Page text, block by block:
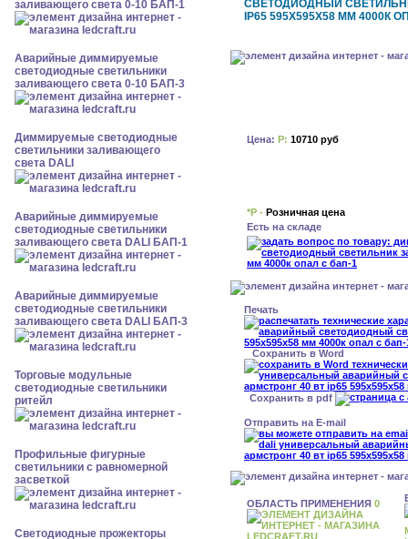
заливающего света 0-10 БАП-1
Аварийные диммируемые
светодиодные светильники
заливающего света 0-10 БАП-3
Диммируемые светодиодные
светильники заливающего
света DALI
Аварийные диммируемые
светодиодные светильники
заливающего света DALI БАП-1
Аварийные диммируемые
светодиодные светильники
заливающего света DALI БАП-3
Торговые модульные
светодиодные светильники
ритейл
Профильные фигурные
светильники с равномерной
засветкой
Светодиодные прожекторы
СВЕТОДИОДНЫЙ
IP65 595X595X58 ММ 4000К
Цена: Р: 10710 руб
*Р - Розничная цена
Есть на складе
Печать
Сохранить в Word
Сохранить в pdf
Отправить на E-mail
ОБЛАСТЬ ПРИМЕНЕНИЯ 0